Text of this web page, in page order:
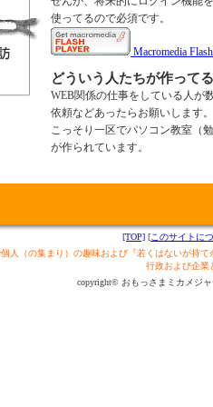
使ってるので必須です。
Macromedia
どういう人たちが作って
WEB関係の仕事をしている人が
依頼などあったらお願いします。
こっそり一区でパソコン教室（
が作られています。
[TOP] [このサイトに
人（の集まり）の趣味および『若くはないが持
行政および企業
copyright© おもっさまミカメジャ